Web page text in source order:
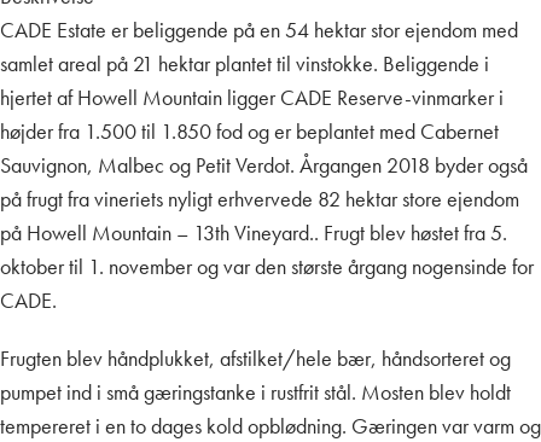
CADE Estate er beliggende på en 54 hektar stor ejendom med
samlet areal på 21 hektar plantet til vinstokke. Beliggende i
hjertet af Howell Mountain ligger CADE Reserve-vinmarker i
højder fra 1.500 til 1.850 fod og er beplantet med Cabernet
Sauvignon, Malbec og Petit Verdot. Årgangen 2018 byder også
på frugt fra vineriets nyligt erhvervede 82 hektar store ejendom
på Howell Mountain – 13th Vineyard.. Frugt blev høstet fra 5.
oktober til 1. november og var den største årgang nogensinde for
CADE.
Frugten blev håndplukket, afstilket/hele bær, håndsorteret og
pumpet ind i små gæringstanke i rustfrit stål. Mosten blev holdt
tempereret i en to dages kold opblødning. Gæringen var varm og